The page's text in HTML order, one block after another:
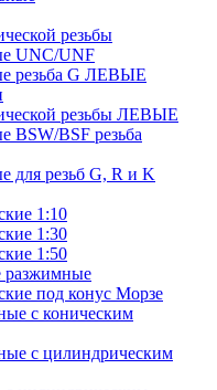
резьбы
UNC/UNF
резьба G ЛЕВЫЕ
резьбы ЛЕВЫЕ
BSF резьба
резьб G, R и K
1:10
1:30
1:50
разжимные
под конус Морзе
с коническим
с цилиндрическим